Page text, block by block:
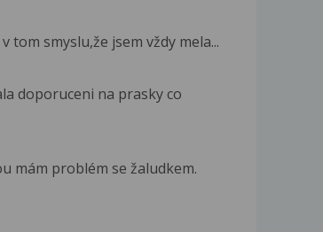
tom smyslu,že jsem vždy mela...
doporuceni na prasky co
mám problém se žaludkem.